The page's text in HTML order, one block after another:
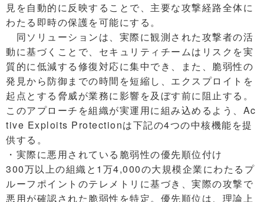
見を自動的に反映することで、主要な攻撃経路全体に
わたる即時の保護を可能にする。
同ソリューションは、実際に観測された攻撃者の活
動に基づくことで、セキュリティチームはリスクを実
質的に低減する修復対応に集中でき、また、脆弱性の
発見から防御までの時間を短縮し、エクスプロイトを
起点とする脅威が業務に影響を及ぼす前に阻止する。
このアプローチを組織が実運用に組み込めるよう、Ac
tive Exploits Protectionは下記の4つの中核機能を提
供する。
・実際に悪用されている脆弱性の優先順位付け
300万以上の組織と1万4,000の大規模企業にわたるプ
ルーフポイントのテレメトリに基づき、実際の攻撃で
悪用が確認された脆弱性を特定。優先順位は、理論上